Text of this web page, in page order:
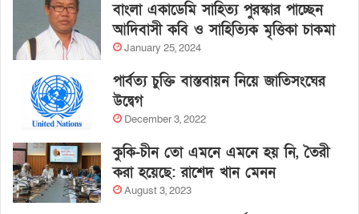
বাংলা একাডেমি সাহিত্য পুরস্কার পাচ্ছেন
আদিবাসী কবি ও সাহিত্যিক মৃত্তিকা চাকমা
January 25, 2024
পার্বত্য চুক্তি বাস্তবায়ন নিয়ে জাতিসংঘের
উদ্বেগ
December 3, 2022
কুকি-চীন তো এমনে এমনে হয় নি, তৈরী
করা হয়েছে: রাশেদ খান মেনন
August 3, 2023